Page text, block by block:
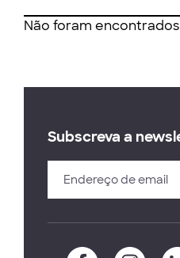
Não foram
Subscreva a